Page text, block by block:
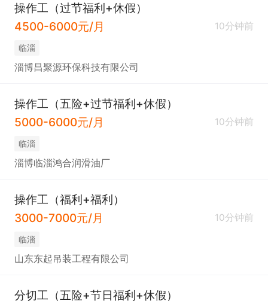
操作工（过节福利+休假）
4500-6000元/月
10分钟前
临淄
淄博昌聚源环保科技有限公司
操作工（五险+过节福利+休假）
5000-6000元/月
10分钟前
临淄
淄博临淄鸿合润滑油厂
操作工（福利+福利）
3000-7000元/月
10分钟前
临淄
山东东起吊装工程有限公司
分切工（五险+节日福利+休假）